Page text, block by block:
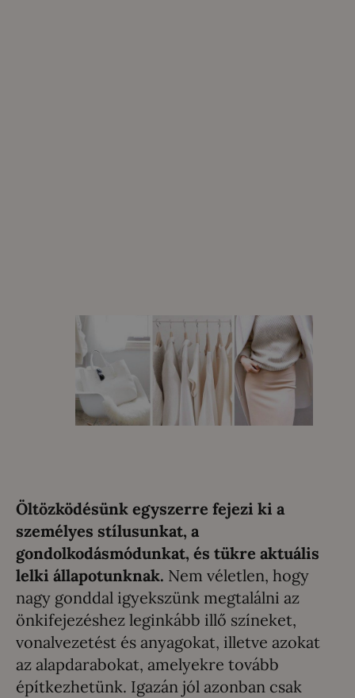
Öltözködésünk egyszerre fejezi ki a
személyes stílusunkat, a
gondolkodásmódunkat, és tükre aktuális
lelki állapotunknak. Nem véletlen, hogy
nagy gonddal igyekszünk megtalálni az
önkifejezéshez leginkább illő színeket,
vonalvezetést és anyagokat, illetve azokat
az alapdarabokat, amelyekre tovább
építkezhetünk. Igazán jól azonban csak